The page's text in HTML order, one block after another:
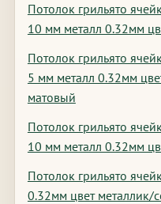
Потолок грильято
10 мм металл 0.32мм
Потолок грильято
5 мм металл 0.32мм
матовый
Потолок грильято
10 мм металл 0.32мм
Потолок грильято
0.32мм цвет металлик/